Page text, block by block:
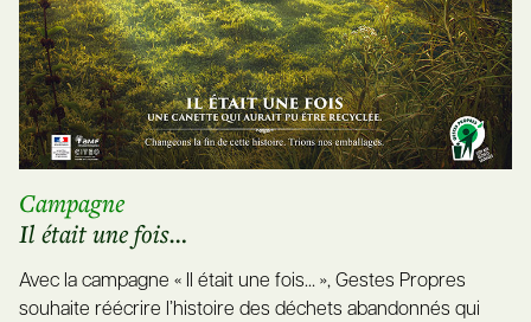
Campagne
Il était une fois…
Avec la campagne « Il était une fois… », Gestes Propres
souhaite réécrire l’histoire des déchets abandonnés qui